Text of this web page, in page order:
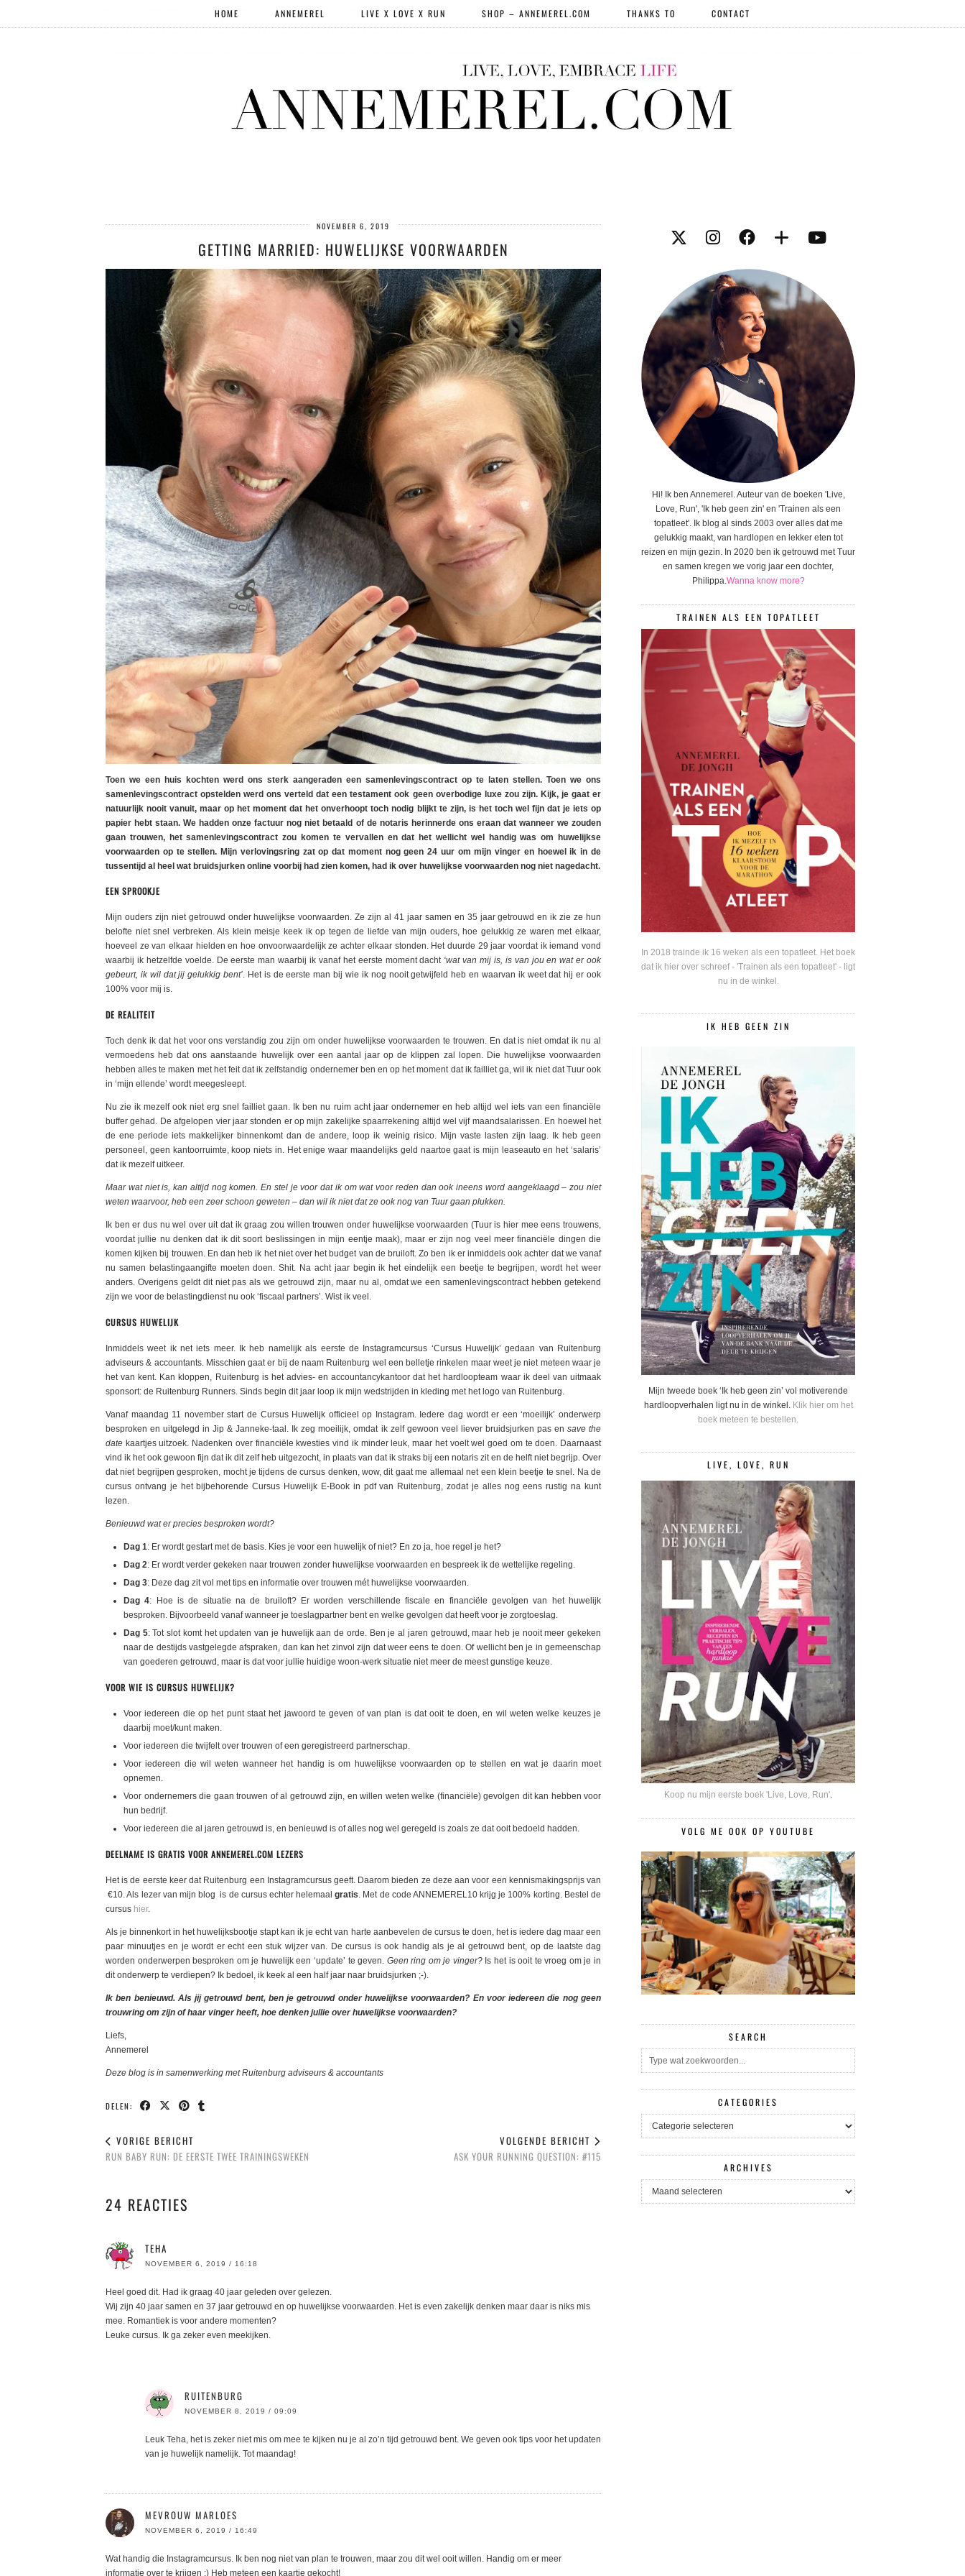
HOME ANNEMEREL LIVE X LOVE X RUN SHOP – ANNEMEREL.COM THANKS TO CONTACT
NOVEMBER 6, 2019
GETTING MARRIED: HUWELIJKSE VOORWAARDEN
Toen we een huis kochten werd ons sterk aangeraden een samenlevingscontract op te laten stellen. Toen we ons
samenlevingscontract opstelden werd ons verteld dat een testament ook geen overbodige luxe zou zijn. Kijk, je gaat er
natuurlijk nooit vanuit, maar op het moment dat het onverhoopt toch nodig blijkt te zijn, is het toch wel fijn dat je iets op
papier hebt staan. We hadden onze factuur nog niet betaald of de notaris herinnerde ons eraan dat wanneer we zouden
gaan trouwen, het samenlevingscontract zou komen te vervallen en dat het wellicht wel handig was om huwelijkse
voorwaarden op te stellen. Mijn verlovingsring zat op dat moment nog geen 24 uur om mijn vinger en hoewel ik in de
tussentijd al heel wat bruidsjurken online voorbij had zien komen, had ik over huwelijkse voorwaarden nog niet nagedacht.
EEN SPROOKJE
Mijn ouders zijn niet getrouwd onder huwelijkse voorwaarden. Ze zijn al 41 jaar samen en 35 jaar getrouwd en ik zie ze hun
belofte niet snel verbreken. Als klein meisje keek ik op tegen de liefde van mijn ouders, hoe gelukkig ze waren met elkaar,
hoeveel ze van elkaar hielden en hoe onvoorwaardelijk ze achter elkaar stonden. Het duurde 29 jaar voordat ik iemand vond
waarbij ik hetzelfde voelde. De eerste man waarbij ik vanaf het eerste moment dacht ‘wat van mij is, is van jou en wat er ook
gebeurt, ik wil dat jij gelukkig bent’. Het is de eerste man bij wie ik nog nooit getwijfeld heb en waarvan ik weet dat hij er ook
100% voor mij is.
DE REALITEIT
Toch denk ik dat het voor ons verstandig zou zijn om onder huwelijkse voorwaarden te trouwen. En dat is niet omdat ik nu al
vermoedens heb dat ons aanstaande huwelijk over een aantal jaar op de klippen zal lopen. Die huwelijkse voorwaarden
hebben alles te maken met het feit dat ik zelfstandig ondernemer ben en op het moment dat ik failliet ga, wil ik niet dat Tuur ook
in ‘mijn ellende’ wordt meegesleept.
Nu zie ik mezelf ook niet erg snel failliet gaan. Ik ben nu ruim acht jaar ondernemer en heb altijd wel iets van een financiële
buffer gehad. De afgelopen vier jaar stonden er op mijn zakelijke spaarrekening altijd wel vijf maandsalarissen. En hoewel het
de ene periode iets makkelijker binnenkomt dan de andere, loop ik weinig risico. Mijn vaste lasten zijn laag. Ik heb geen
personeel, geen kantoorruimte, koop niets in. Het enige waar maandelijks geld naartoe gaat is mijn leaseauto en het ‘salaris’
dat ik mezelf uitkeer.
Maar wat niet is, kan altijd nog komen. En stel je voor dat ik om wat voor reden dan ook ineens word aangeklaagd – zou niet
weten waarvoor, heb een zeer schoon geweten – dan wil ik niet dat ze ook nog van Tuur gaan plukken.
Ik ben er dus nu wel over uit dat ik graag zou willen trouwen onder huwelijkse voorwaarden (Tuur is hier mee eens trouwens,
voordat jullie nu denken dat ik dit soort beslissingen in mijn eentje maak), maar er zijn nog veel meer financiële dingen die
komen kijken bij trouwen. En dan heb ik het niet over het budget van de bruiloft. Zo ben ik er inmiddels ook achter dat we vanaf
nu samen belastingaangifte moeten doen. Shit. Na acht jaar begin ik het eindelijk een beetje te begrijpen, wordt het weer
anders. Overigens geldt dit niet pas als we getrouwd zijn, maar nu al, omdat we een samenlevingscontract hebben getekend
zijn we voor de belastingdienst nu ook ‘fiscaal partners’. Wist ik veel.
CURSUS HUWELIJK
Inmiddels weet ik net iets meer. Ik heb namelijk als eerste de Instagramcursus ‘Cursus Huwelijk’ gedaan van Ruitenburg
adviseurs & accountants. Misschien gaat er bij de naam Ruitenburg wel een belletje rinkelen maar weet je niet meteen waar je
het van kent. Kan kloppen, Ruitenburg is het advies- en accountancykantoor dat het hardloopteam waar ik deel van uitmaak
sponsort: de Ruitenburg Runners. Sinds begin dit jaar loop ik mijn wedstrijden in kleding met het logo van Ruitenburg.
Vanaf maandag 11 november start de Cursus Huwelijk officieel op Instagram. Iedere dag wordt er een ‘moeilijk’ onderwerp
besproken en uitgelegd in Jip & Janneke-taal. Ik zeg moeilijk, omdat ik zelf gewoon veel liever bruidsjurken pas en save the
date kaartjes uitzoek. Nadenken over financiële kwesties vind ik minder leuk, maar het voelt wel goed om te doen. Daarnaast
vind ik het ook gewoon fijn dat ik dit zelf heb uitgezocht, in plaats van dat ik straks bij een notaris zit en de helft niet begrijp. Over
dat niet begrijpen gesproken, mocht je tijdens de cursus denken, wow, dit gaat me allemaal net een klein beetje te snel. Na de
cursus ontvang je het bijbehorende Cursus Huwelijk E-Book in pdf van Ruitenburg, zodat je alles nog eens rustig na kunt
lezen.
Benieuwd wat er precies besproken wordt?
Dag 1: Er wordt gestart met de basis. Kies je voor een huwelijk of niet? En zo ja, hoe regel je het?
Dag 2: Er wordt verder gekeken naar trouwen zonder huwelijkse voorwaarden en bespreek ik de wettelijke regeling.
Dag 3: Deze dag zit vol met tips en informatie over trouwen mét huwelijkse voorwaarden.
Dag 4: Hoe is de situatie na de bruiloft? Er worden verschillende fiscale en financiële gevolgen van het huwelijk
besproken. Bijvoorbeeld vanaf wanneer je toeslagpartner bent en welke gevolgen dat heeft voor je zorgtoeslag.
Dag 5: Tot slot komt het updaten van je huwelijk aan de orde. Ben je al jaren getrouwd, maar heb je nooit meer gekeken
naar de destijds vastgelegde afspraken, dan kan het zinvol zijn dat weer eens te doen. Of wellicht ben je in gemeenschap
van goederen getrouwd, maar is dat voor jullie huidige woon-werk situatie niet meer de meest gunstige keuze.
VOOR WIE IS CURSUS HUWELIJK?
Voor iedereen die op het punt staat het jawoord te geven of van plan is dat ooit te doen, en wil weten welke keuzes je
daarbij moet/kunt maken.
Voor iedereen die twijfelt over trouwen of een geregistreerd partnerschap.
Voor iedereen die wil weten wanneer het handig is om huwelijkse voorwaarden op te stellen en wat je daarin moet
opnemen.
Voor ondernemers die gaan trouwen of al getrouwd zijn, en willen weten welke (financiële) gevolgen dit kan hebben voor
hun bedrijf.
Voor iedereen die al jaren getrouwd is, en benieuwd is of alles nog wel geregeld is zoals ze dat ooit bedoeld hadden.
DEELNAME IS GRATIS VOOR ANNEMEREL.COM LEZERS
Het is de eerste keer dat Ruitenburg een Instagramcursus geeft. Daarom bieden ze deze aan voor een kennismakingsprijs van
€10. Als lezer van mijn blog is de cursus echter helemaalgratis. Met de code ANNEMEREL10 krijg je 100% korting. Bestel de
cursus hier.
Als je binnenkort in het huwelijksbootje stapt kan ik je echt van harte aanbevelen de cursus te doen, het is iedere dag maar een
paar minuutjes en je wordt er echt een stuk wijzer van. De cursus is ook handig als je al getrouwd bent, op de laatste dag
worden onderwerpen besproken om je huwelijk een ‘update’ te geven. Geen ring om je vinger?Is het is ooit te vroeg om je in
dit onderwerp te verdiepen? Ik bedoel, ik keek al een half jaar naar bruidsjurken ;-).
Ik ben benieuwd. Als jij getrouwd bent, ben je getrouwd onder huwelijkse voorwaarden? En voor iedereen die nog geen
trouwring om zijn of haar vinger heeft, hoe denken jullie over huwelijkse voorwaarden?
Liefs,
Annemerel
Deze blog is in samenwerking met Ruitenburg adviseurs & accountants
DELEN:
VORIGE BERICHT
RUN BABY RUN: DE EERSTE TWEE TRAININGSWEKEN
VOLGENDE BERICHT
ASK YOUR RUNNING QUESTION: #115
24 REACTIES
TEHA
NOVEMBER 6, 2019 / 16:18
Heel goed dit. Had ik graag 40 jaar geleden over gelezen.
Wij zijn 40 jaar samen en 37 jaar getrouwd en op huwelijkse voorwaarden. Het is even zakelijk denken maar daar is niks mis
mee. Romantiek is voor andere momenten?
Leuke cursus. Ik ga zeker even meekijken.
RUITENBURG
NOVEMBER 8, 2019 / 09:09
Leuk Teha, het is zeker niet mis om mee te kijken nu je al zo’n tijd getrouwd bent. We geven ook tips voor het updaten
van je huwelijk namelijk. Tot maandag!
MEVROUW MARLOES
NOVEMBER 6, 2019 / 16:49
Wat handig die Instagramcursus. Ik ben nog niet van plan te trouwen, maar zou dit wel ooit willen. Handig om er meer
informatie over te krijgen ;) Heb meteen een kaartje gekocht!
Hi! Ik ben Annemerel. Auteur van de boeken 'Live,
Love, Run', 'Ik heb geen zin' en 'Trainen als een
topatleet'. Ik blog al sinds 2003 over alles dat me
gelukkig maakt, van hardlopen en lekker eten tot
reizen en mijn gezin. In 2020 ben ik getrouwd met Tuur
en samen kregen we vorig jaar een dochter,
Philippa.Wanna know more?
TRAINEN ALS EEN TOPATLEET
In 2018 trainde ik 16 weken als een topatleet. Het boek
dat ik hier over schreef - 'Trainen als een topatleet' - ligt
nu in de winkel.
IK HEB GEEN ZIN
Mijn tweede boek ‘Ik heb geen zin’ vol motiverende
hardloopverhalen ligt nu in de winkel. Klik hier om het
boek meteen te bestellen.
LIVE, LOVE, RUN
Koop nu mijn eerste boek 'Live, Love, Run'.
VOLG ME OOK OP YOUTUBE
SEARCH
CATEGORIES
CATEGORIES
ARCHIVES
ARCHIVES